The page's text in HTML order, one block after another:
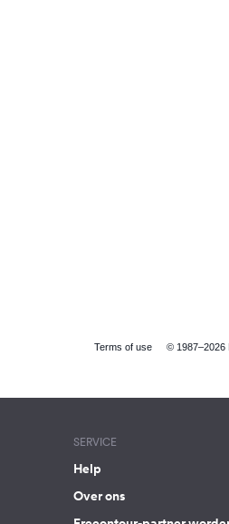
Terms of use © 1987–2026
SERVICE
Help
Over ons